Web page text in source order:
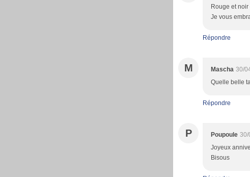
Rouge et
Je vous
Répondre
M Mascha 30/
Quelle belle
Répondre
P Poupoule 30/
Joyeux
Bisous